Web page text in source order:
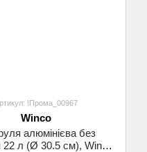
!Прома_00967
Winco
алюмінієва без
22 л (Ø 30.5 см), Winco